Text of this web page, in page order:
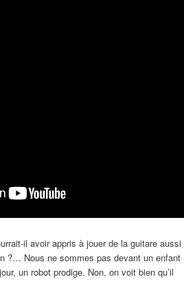
il avoir appris à jouer de la guitare aussi
?… Nous ne sommes pas devant un enfant
un robot prodige. Non, on voit bien qu’il